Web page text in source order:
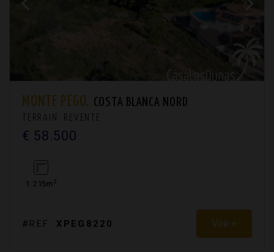
MONTE PEGO. COSTA BLANCA NORD
TERRAIN. REVENTE
€ 58.500
1.215m 2
#REF: XPEG8220 Voir +